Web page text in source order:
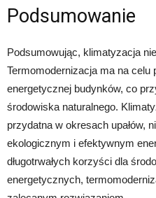
Podsumowanie
Podsumowując, klimatyzacja
Termomodernizacja ma na celu
energetycznej budynków, co
środowiska naturalnego.
przydatna w okresach upałów,
ekologicznym i efektywnym
długotrwałych korzyści dla
energetycznych,